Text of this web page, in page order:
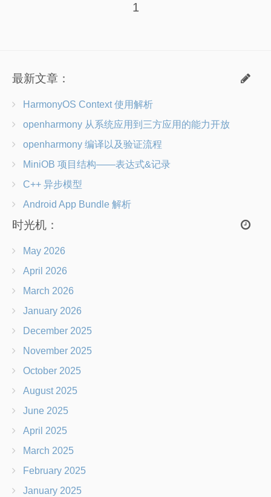
1
最新文章：
HarmonyOS Context 使用解析
openharmony 从系统应用到三方应用的能力开放
openharmony 编译以及验证流程
MiniOB 项目结构——表达式&记录
C++ 异步模型
Android App Bundle 解析
时光机：
May 2026
April 2026
March 2026
January 2026
December 2025
November 2025
October 2025
August 2025
June 2025
April 2025
March 2025
February 2025
January 2025